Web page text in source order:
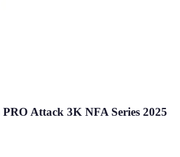
Attack 3K NFA Series 2025